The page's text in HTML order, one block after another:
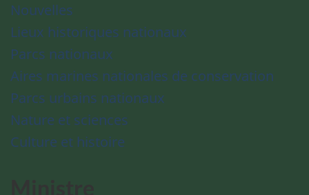
Nouvelles
Lieux historiques nationaux
Parcs nationaux
Aires marines nationales de conservation
Parcs urbains nationaux
Nature et sciences
Culture et histoire